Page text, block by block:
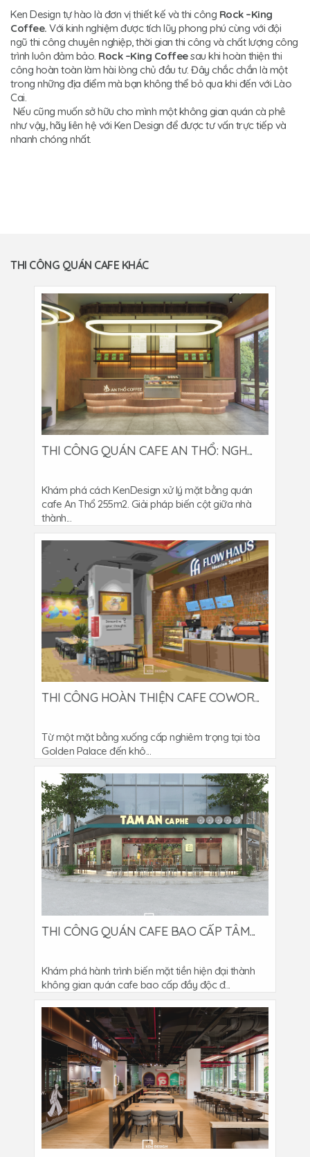
Ken Design tự hào là đơn vị thiết kế và thi công Rock –King
Coffee. Với kinh nghiệm được tích lũy phong phú cùng với đội
ngũ thi công chuyên nghiệp, thời gian thi công và chất lượng công
trình luôn đảm bảo. Rock –King Coffeesau khi hoàn thiện thi
công hoàn toàn làm hài lòng chủ đầu tư. Đây chắc chắn là một
trong những địa điểm mà bạn không thể bỏ qua khi đến với Lào
Cai.
Nếu cũng muốn sở hữu cho mình một không gian quán cà phê
như vậy, hãy liên hệ với Ken Design để được tư vấn trực tiếp và
nhanh chóng nhất.
THI CÔNG QUÁN CAFE KHÁC
THI CÔNG QUÁN CAFE AN THỔ: NGH...
Khám phá cách KenDesign xử lý mặt bằng quán
cafe An Thổ 255m2. Giải pháp biến cột giữa nhà
thành...
THI CÔNG HOÀN THIỆN CAFE COWOR...
Từ một mặt bằng xuống cấp nghiêm trọng tại tòa
Golden Palace đến khô...
THI CÔNG QUÁN CAFE BAO CẤP TÂM...
Khám phá hành trình biến mặt tiền hiện đại thành
không gian quán cafe bao cấp đầy độc đ...